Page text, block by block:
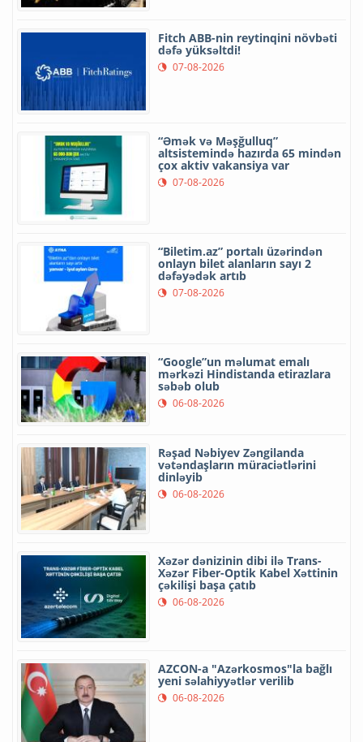
Fitch ABB-nin reytinqini növbəti
dəfə yüksəltdi!
07-08-2026
“Əmək və Məşğulluq”
altsistemində hazırda 65 mindən
çox aktiv vakansiya var
07-08-2026
“Biletim.az” portalı üzərindən
onlayn bilet alanların sayı 2
dəfəyədək artıb
07-08-2026
“Google”un məlumat emalı
mərkəzi Hindistanda etirazlara
səbəb olub
06-08-2026
Rəşad Nəbiyev Zəngilanda
vətəndaşların müraciətlərini
dinləyib
06-08-2026
Xəzər dənizinin dibi ilə Trans-
Xəzər Fiber-Optik Kabel Xəttinin
çəkilişi başa çatıb
06-08-2026
AZCON-a "Azərkosmos"la bağlı
yeni səlahiyyətlər verilib
06-08-2026